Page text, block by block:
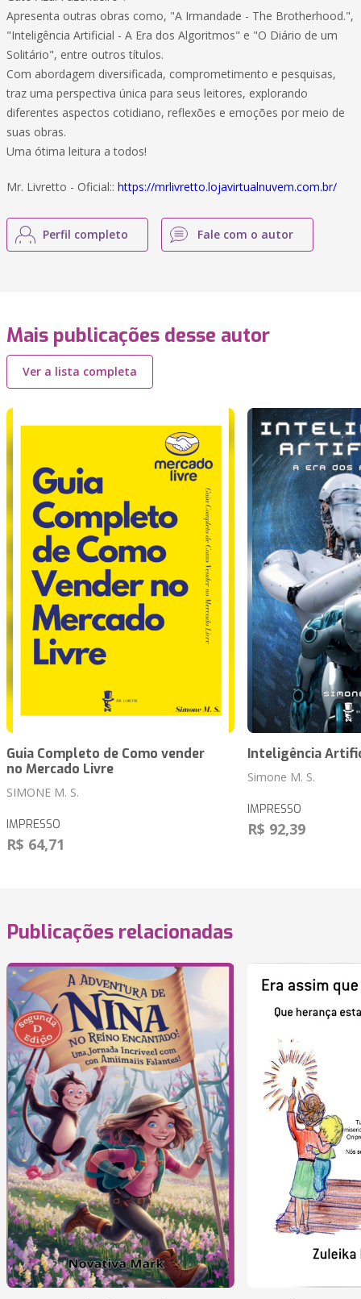
Apresenta outras obras como, "A Irmandade - The Brotherhood.",
"Inteligência Artificial - A Era dos Algoritmos" e "O Diário de um
Solitário", entre outros títulos.
Com abordagem diversificada, comprometimento e pesquisas,
traz uma perspectiva única para seus leitores, explorando
diferentes aspectos cotidiano, reflexões e emoções por meio de
suas obras.
Uma ótima leitura a todos!
Mr. Livretto - Oficial:: https://mrlivretto.lojavirtualnuvem.com.br/
Perfil completo Fale com o autor
Mais publicações desse autor
Ver a lista completa
Guia Completo de Como vender
no Mercado Livre
SIMONE M. S.
IMPRESSO
R$ 64,71
Inteligência
Simone M. S.
IMPRESSO
R$ 92,39
Publicações relacionadas